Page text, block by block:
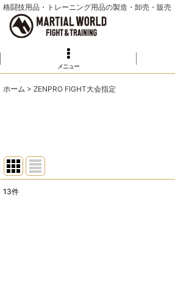
格闘技用品・トレーニング用品の製造・卸売・販売
メニュー
ホーム > ZENPRO FIGHT大会指定
13件